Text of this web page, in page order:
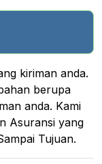
kiriman anda.
berupa
anda. Kami
Asuransi yang
Tujuan.